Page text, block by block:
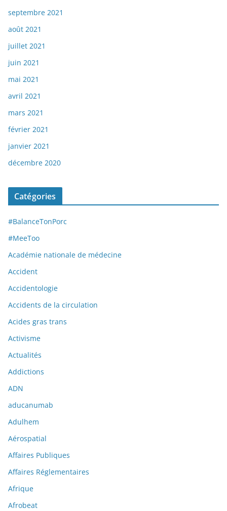
septembre 2021
août 2021
juillet 2021
juin 2021
mai 2021
avril 2021
mars 2021
février 2021
janvier 2021
décembre 2020
Catégories
#BalanceTonPorc
#MeeToo
Académie nationale de médecine
Accident
Accidentologie
Accidents de la circulation
Acides gras trans
Activisme
Actualités
Addictions
ADN
aducanumab
Adulhem
Aérospatial
Affaires Publiques
Affaires Réglementaires
Afrique
Afrobeat